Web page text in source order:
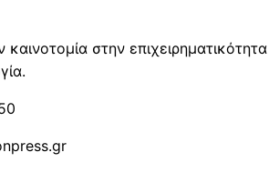
καινοτομία στην επιχειρηματικότητα